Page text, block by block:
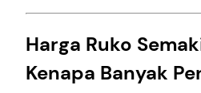
Harga Ruko
Kenapa Banyak